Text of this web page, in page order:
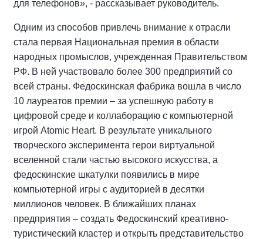
для телефонов», - рассказывает руководитель.
Одним из способов привлечь внимание к отрасли
стала первая Национальная премия в области
народных промыслов, учрежденная Правительством
РФ. В ней участвовало более 300 предприятий со
всей страны. Федоскинская фабрика вошла в число
10 лауреатов премии – за успешную работу в
цифровой среде и коллаборацию с компьютерной
игрой Atomic Heart. В результате уникального
творческого эксперимента герои виртуальной
вселенной стали частью высокого искусства, а
федоскинские шкатулки появились в мире
компьютерной игры с аудиторией в десятки
миллионов человек. В ближайших планах
предприятия – создать Федоскинский креативно-
туристический кластер и открыть представительство